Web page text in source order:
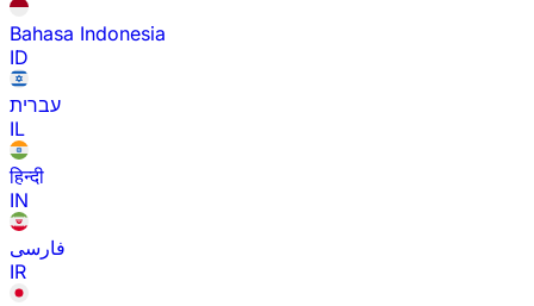
Bahasa Indonesia
ID
עברית
IL
हिन्दी
IN
فارسی
IR